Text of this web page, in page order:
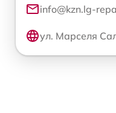
info@kzn.lg-
ул. Марселя